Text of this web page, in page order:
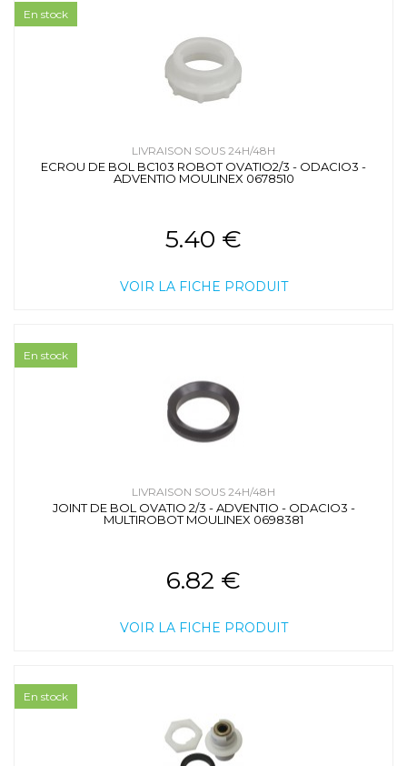
LIVRAISON SOUS 24H/48H
ECROU DE BOL BC103 ROBOT OVATIO2/3 - ODACIO3 -
ADVENTIO MOULINEX 0678510
5.40 €
VOIR LA FICHE PRODUIT
En stock
LIVRAISON SOUS 24H/48H
JOINT DE BOL OVATIO 2/3 - ADVENTIO - ODACIO3 -
MULTIROBOT MOULINEX 0698381
6.82 €
VOIR LA FICHE PRODUIT
En stock
En stock